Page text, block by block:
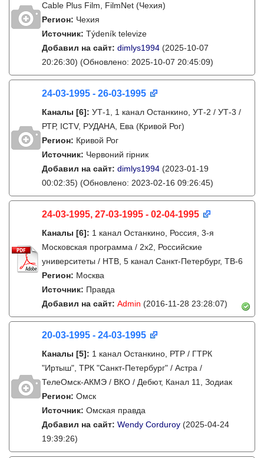
Cable Plus Film, FilmNet (Чехия)
Регион: Чехия
Источник: Týdeník televize
Добавил на сайт: dimlys1994 (2025-10-07
20:26:30) (Обновлено: 2025-10-07 20:45:09)
24-03-1995 - 26-03-1995
Каналы [6]: УТ-1, 1 канал Останкино, УТ-2 / УТ-3 /
РТР, ICTV, РУДАНА, Ева (Кривой Рог)
Регион: Кривой Рог
Источник: Червоний гірник
Добавил на сайт: dimlys1994 (2023-01-19
00:02:35) (Обновлено: 2023-02-16 09:26:45)
24-03-1995, 27-03-1995 - 02-04-1995
Каналы [6]: 1 канал Останкино, Россия, 3-я
Московская программа / 2x2, Российские
университеты / НТВ, 5 канал Санкт-Петербург, ТВ-6
Регион: Москва
Источник: Правда
Добавил на сайт: Admin (2016-11-28 23:28:07)
20-03-1995 - 24-03-1995
Каналы [5]: 1 канал Останкино, РТР / ГТРК
"Иртыш", ТРК "Санкт-Петербург" / Астра /
ТелеОмск-АКМЭ / ВКО / Дебют, Канал 11, Зодиак
Регион: Омск
Источник: Омская правда
Добавил на сайт: Wendy Corduroy (2025-04-24
19:39:26)